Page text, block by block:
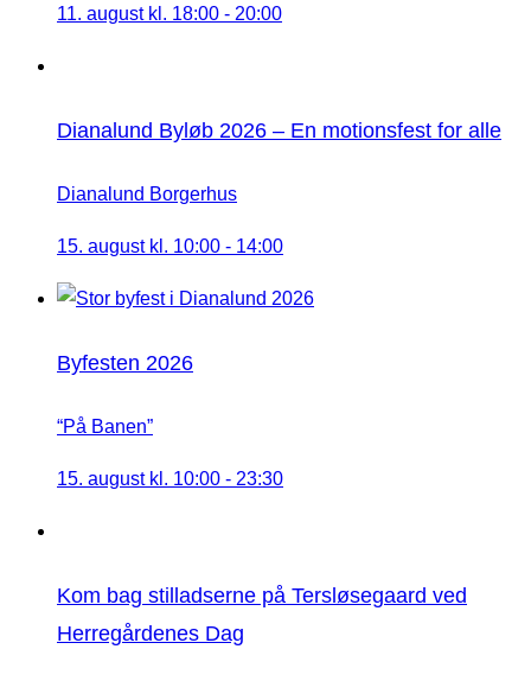
11. august kl. 18:00 - 20:00
Dianalund Byløb 2026 – En motionsfest for alle
Dianalund Borgerhus
15. august kl. 10:00 - 14:00
Byfesten 2026
“På Banen”
15. august kl. 10:00 - 23:30
Kom bag stilladserne på Tersløsegaard ved
Herregårdenes Dag